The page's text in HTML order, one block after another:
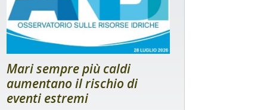
Mari sempre più caldi
aumentano il rischio di
eventi estremi